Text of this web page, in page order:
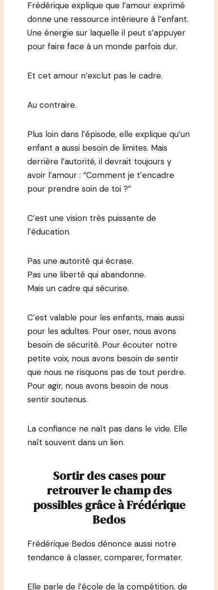
Frédérique explique que l’amour exprimé
donne une ressource intérieure à l’enfant.
Une énergie sur laquelle il peut s’appuyer
pour faire face à un monde parfois dur.
Et cet amour n’exclut pas le cadre.
Au contraire.
Plus loin dans l’épisode, elle explique qu’un
enfant a aussi besoin de limites. Mais
derrière l’autorité, il devrait toujours y
avoir l’amour : “Comment je t’encadre
pour prendre soin de toi ?”
C’est une vision très puissante de
l’éducation.
Pas une autorité qui écrase.
Pas une liberté qui abandonne.
Mais un cadre qui sécurise.
C’est valable pour les enfants, mais aussi
pour les adultes. Pour oser, nous avons
besoin de sécurité. Pour écouter notre
petite voix, nous avons besoin de sentir
que nous ne risquons pas de tout perdre.
Pour agir, nous avons besoin de nous
sentir soutenus.
La confiance ne naît pas dans le vide. Elle
naît souvent dans un lien.
Sortir des cases pour
retrouver le champ des
possibles grâce à Frédérique
Bedos
Frédérique Bedos dénonce aussi notre
tendance à classer, comparer, formater.
Elle parle de l’école de la compétition, de